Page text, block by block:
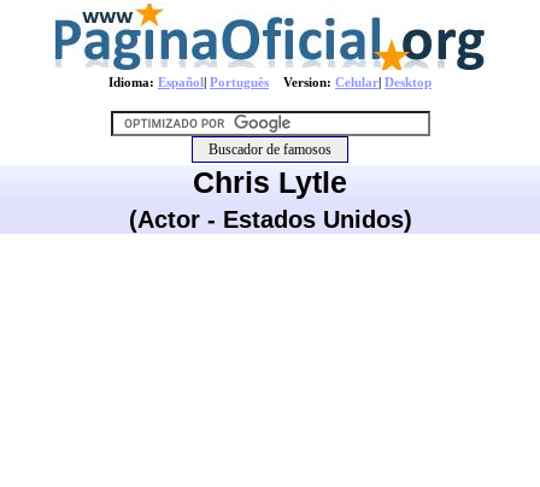
Idioma: Español| Português Version: Celular| Desktop
Chris Lytle
(Actor - Estados Unidos)